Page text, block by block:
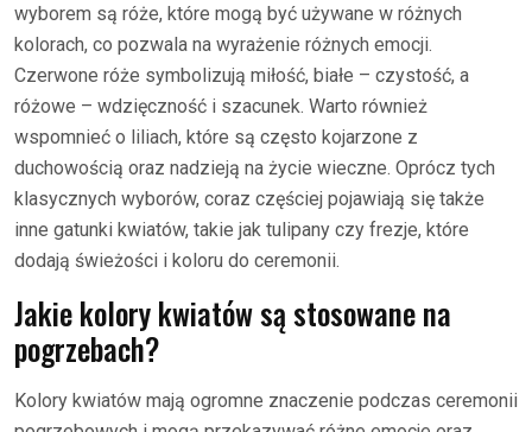
wyborem są róże, które mogą być używane w różnych
kolorach, co pozwala na wyrażenie różnych emocji.
Czerwone róże symbolizują miłość, białe – czystość, a
różowe – wdzięczność i szacunek. Warto również
wspomnieć o liliach, które są często kojarzone z
duchowością oraz nadzieją na życie wieczne. Oprócz tych
klasycznych wyborów, coraz częściej pojawiają się także
inne gatunki kwiatów, takie jak tulipany czy frezje, które
dodają świeżości i koloru do ceremonii.
Jakie kolory kwiatów są stosowane na
pogrzebach?
Kolory kwiatów mają ogromne znaczenie podczas ceremonii